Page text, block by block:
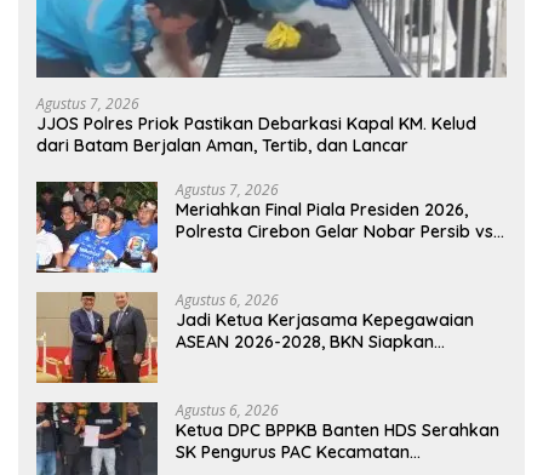
Agustus 7, 2026
JJOS Polres Priok Pastikan Debarkasi Kapal KM. Kelud
dari Batam Berjalan Aman, Tertib, dan Lancar
Agustus 7, 2026
Meriahkan Final Piala Presiden 2026,
Polresta Cirebon Gelar Nobar Persib vs
Agustus 6, 2026
Jadi Ketua Kerjasama Kepegawaian
ASEAN 2026-2028, BKN Siapkan
Agustus 6, 2026
Ketua DPC BPPKB Banten HDS Serahkan
SK Pengurus PAC Kecamatan